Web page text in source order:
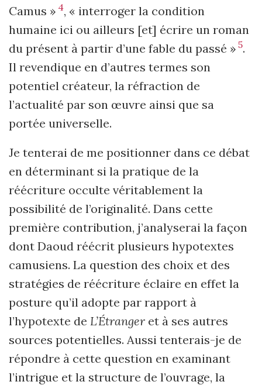
Camus » 4, « interroger la condition
humaine ici ou ailleurs [et] écrire un roman
du présent à partir d’une fable du passé » 5.
Il revendique en d’autres termes son
potentiel créateur, la réfraction de
l’actualité par son œuvre ainsi que sa
portée universelle.
Je tenterai de me positionner dans ce débat
en déterminant si la pratique de la
réécriture occulte véritablement la
possibilité de l’originalité. Dans cette
première contribution, j’analyserai la façon
dont Daoud réécrit plusieurs hypotextes
camusiens. La question des choix et des
stratégies de réécriture éclaire en effet la
posture qu’il adopte par rapport à
l’hypotexte de L’Étranger et à ses autres
sources potentielles. Aussi tenterais-je de
répondre à cette question en examinant
l’intrigue et la structure de l’ouvrage, la